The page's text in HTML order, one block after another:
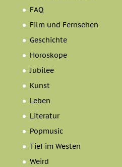
FAQ
Film und Fernsehen
Geschichte
Horoskope
Jubilee
Kunst
Leben
Literatur
Popmusic
Tief im Westen
Weird